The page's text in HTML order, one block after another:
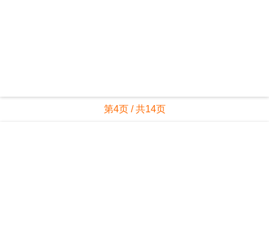
第4页 / 共14页